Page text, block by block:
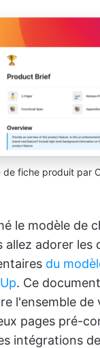
de fiche produit par
le modèle de
allez adorer les
du
. Ce
l'ensemble de
pages pré-
intégrations